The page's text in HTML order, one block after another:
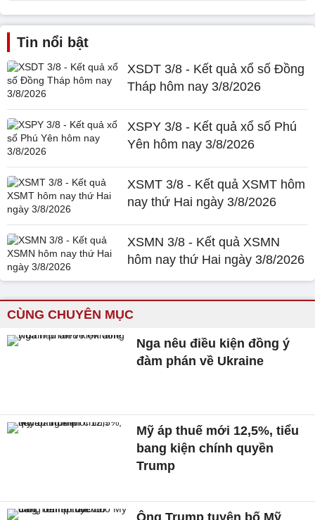
Tin nổi bật
XSDT 3/8 - Kết quả xổ số Đồng
Tháp hôm nay 3/8/2026
XSPY 3/8 - Kết quả xổ số Phú
Yên hôm nay 3/8/2026
XSMT 3/8 - Kết quả XSMT hôm
nay thứ Hai ngày 3/8/2026
XSMN 3/8 - Kết quả XSMN
hôm nay thứ Hai ngày 3/8/2026
CÙNG CHUYÊN MỤC
Nga nêu điều kiện đồng ý
đàm phán về Ukraine
Mỹ áp thuế mới 12,5%, tiểu
bang kiện chính quyền
Trump